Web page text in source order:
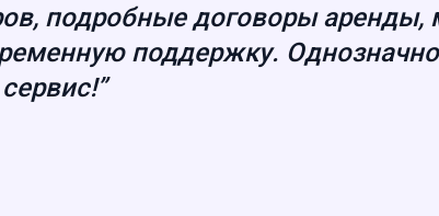
подробные договоры аренды,
поддержку.